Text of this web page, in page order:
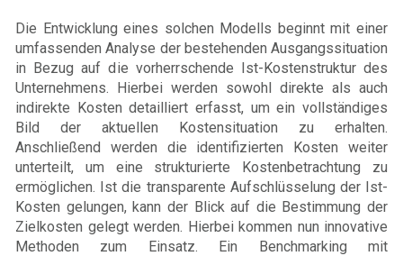
Die Entwicklung eines solchen Modells beginnt mit einer
umfassenden Analyse der bestehenden Ausgangssituation
in Bezug auf die vorherrschende Ist-Kostenstruktur des
Unternehmens. Hierbei werden sowohl direkte als auch
indirekte Kosten detailliert erfasst, um ein vollständiges
Bild der aktuellen Kostensituation zu erhalten.
Anschließend werden die identifizierten Kosten weiter
unterteilt, um eine strukturierte Kostenbetrachtung zu
ermöglichen. Ist die transparente Aufschlüsselung der Ist-
Kosten gelungen, kann der Blick auf die Bestimmung der
Zielkosten gelegt werden. Hierbei kommen nun innovative
Methoden zum Einsatz. Ein Benchmarking mit